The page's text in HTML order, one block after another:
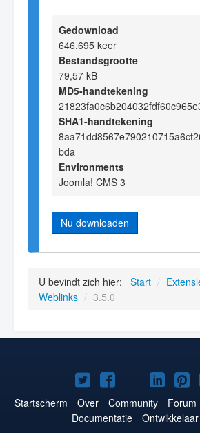
Gedownload
646.695 keer
Bestandsgrootte
79,57 kB
MD5-handtekening
SHA1-handtekening
bda
Environments
Joomla! CMS 3
Nu downloaden
U bevindt zich hier: Start /
Weblinks / 3.5.0
Joomla!
op
Twitter
Joomla!
op
Facebook
Joomla!
op
YouTube
op op
Startscherm Over Community Forum
Documentatie
Ontwikkelaar